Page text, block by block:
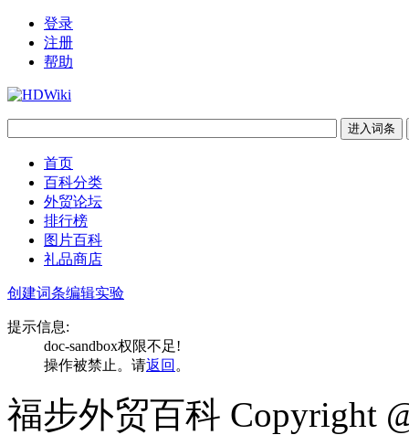
登录
注册
帮助
首页
百科分类
外贸论坛
排行榜
图片百科
礼品商店
创建词条编辑实验
提示信息:
doc-sandbox权限不足!
操作被禁止。请返回 。
福步外贸百科 Copyright